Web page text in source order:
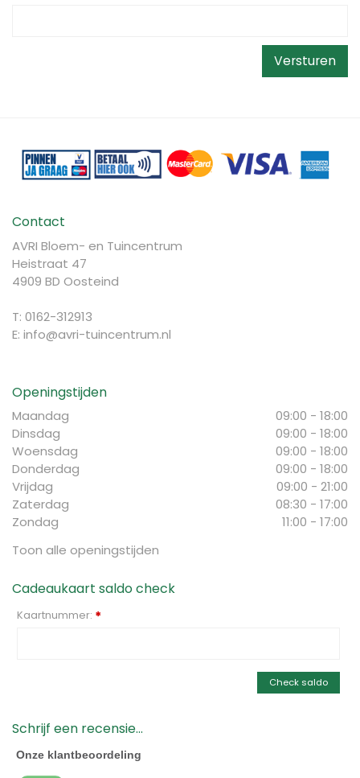
Contact
AVRI Bloem- en Tuincentrum
Heistraat 47
4909 BD Oosteind
T: 0162-312913
E: info@avri-tuincentrum.nl
Openingstijden
Maandag
09:00 - 18:00
Dinsdag
09:00 - 18:00
Woensdag
09:00 - 18:00
Donderdag
09:00 - 18:00
Vrijdag
09:00 - 21:00
Zaterdag
08:30 - 17:00
Zondag
11:00 - 17:00
Toon alle openingstijden
Cadeaukaart saldo check
Kaartnummer: *
Check saldo
Schrijf een recensie...